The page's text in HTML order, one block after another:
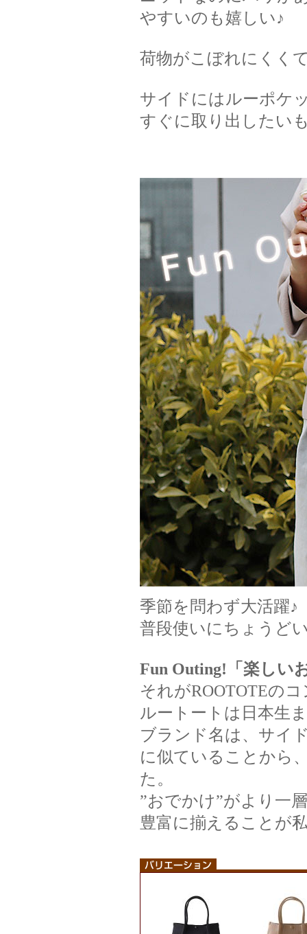
やすいのも嬉しい♪
荷物がこぼれにくく
サイドにはルーポケ
すぐに取り出したい
季節を問わず大活躍♪
普段使いにちょうど
Fun Outing!「楽しい
それがROOTOTEの
ルートートは日本生
ブランド名は、サイ
に似ていることから
た。
”おでかけ”がより一
豊富に揃えることが